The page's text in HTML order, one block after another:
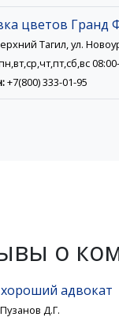
цветов Гранд
Тагил, ул.
+7(800) 333-01-95
о
адвокат
Д.Г.